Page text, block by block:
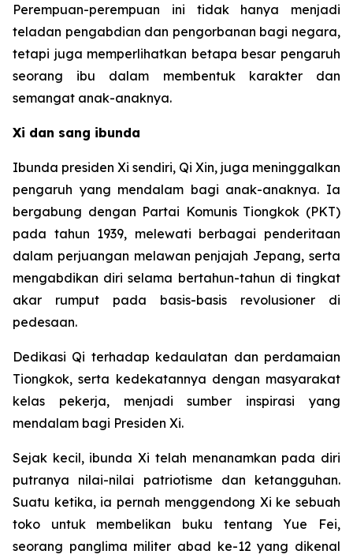
Perempuan-perempuan ini tidak hanya menjadi
teladan pengabdian dan pengorbanan bagi negara,
tetapi juga memperlihatkan betapa besar pengaruh
seorang ibu dalam membentuk karakter dan
semangat anak-anaknya.
Xi dan sang ibunda
Ibunda presiden Xi sendiri, Qi Xin, juga meninggalkan
pengaruh yang mendalam bagi anak-anaknya. Ia
bergabung dengan Partai Komunis Tiongkok (PKT)
pada tahun 1939, melewati berbagai penderitaan
dalam perjuangan melawan penjajah Jepang, serta
mengabdikan diri selama bertahun-tahun di tingkat
akar rumput pada basis-basis revolusioner di
pedesaan.
Dedikasi Qi terhadap kedaulatan dan perdamaian
Tiongkok, serta kedekatannya dengan masyarakat
kelas pekerja, menjadi sumber inspirasi yang
mendalam bagi Presiden Xi.
Sejak kecil, ibunda Xi telah menanamkan pada diri
putranya nilai-nilai patriotisme dan ketangguhan.
Suatu ketika, ia pernah menggendong Xi ke sebuah
toko untuk membelikan buku tentang Yue Fei,
seorang panglima militer abad ke-12 yang dikenal